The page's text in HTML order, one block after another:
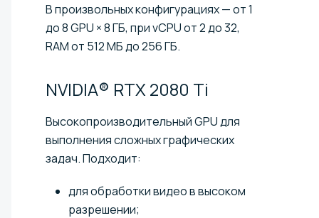
В произвольных конфигурациях — от 1
до 8 GPU × 8 ГБ, при vCPU от 2 до 32,
RAM от 512 МБ до 256 ГБ.
NVIDIA® RTX 2080 Ti
Высокопроизводительный GPU для
выполнения сложных графических
задач. Подходит:
для обработки видео в высоком
разрешении;